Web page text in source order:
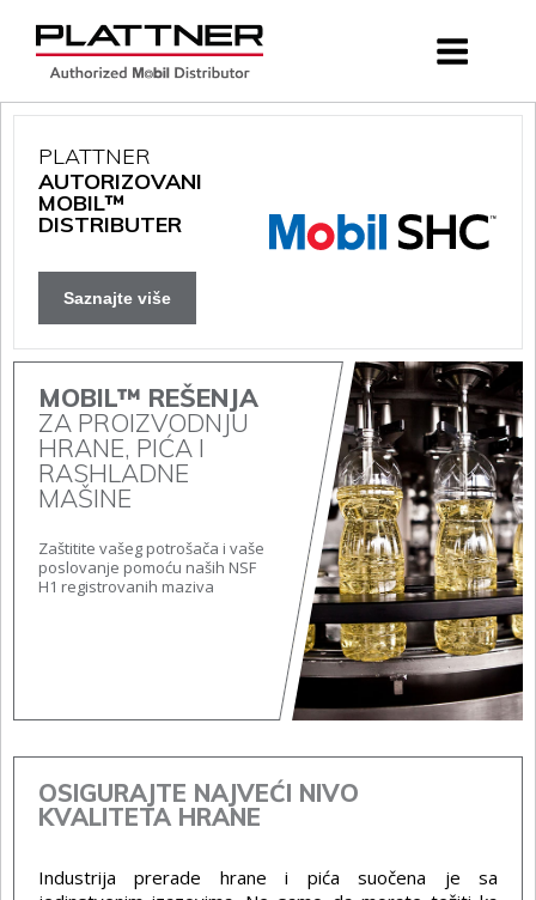
PLATTNER
AUTORIZOVANI
MOBIL™
DISTRIBUTER
Saznajte više
MOBIL™ REŠENJA
ZA PROIZVODNJU
HRANE, PIĆA I
RASHLADNE
MAŠINE
Zaštitite vašeg potrošača i vaše
poslovanje pomoću naših NSF
H1 registrovanih maziva
OSIGURAJTE NAJVEĆI NIVO
KVALITETA HRANE
Industrija prerade hrane i pića suočena je sa